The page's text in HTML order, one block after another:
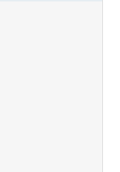
page
new page
new page